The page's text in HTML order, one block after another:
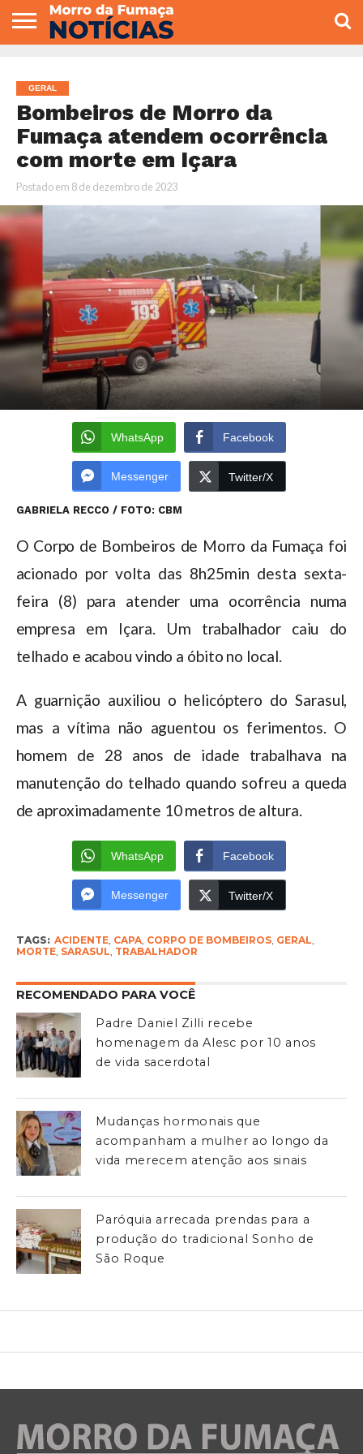
VEREADORES
GERAL
Bombeiros de Morro da
Fumaça atendem ocorrência
com morte em Içara
Postado em 8 de dezembro de 2023
WhatsApp Facebook
Messenger Twitter/X
GABRIELA RECCO / FOTO: CBM
O Corpo de Bombeiros de Morro da Fumaça foi
acionado por volta das 8h25min desta sexta-
feira (8) para atender uma ocorrência numa
empresa em Içara. Um trabalhador caiu do
telhado e acabou vindo a óbito no local.
A guarnição auxiliou o helicóptero do Sarasul,
mas a vítima não aguentou os ferimentos. O
homem de 28 anos de idade trabalhava na
manutenção do telhado quando sofreu a queda
de aproximadamente 10 metros de altura.
WhatsApp Facebook
Messenger Twitter/X
TAGS: ACIDENTE, CAPA, CORPO DE BOMBEIROS, GERAL
MORTE, SARASUL TRABALHADOR
RECOMENDADO PARA VOCÊ
Padre Daniel Zilli recebe
homenagem da Alesc por 10 anos
de vida sacerdotal
Mudanças hormonais que
acompanham a mulher ao longo da
vida merecem atenção aos sinais
Paróquia arrecada prendas para a
produção do tradicional Sonho de
São Roque